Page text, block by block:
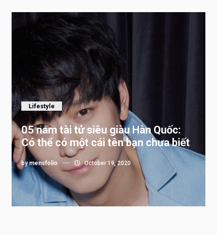
Lifestyle
05 nam tài tử siêu giàu Hàn Quốc:
Có thể có một cái tên bạn chưa biết
bymensfolio October 19, 2020